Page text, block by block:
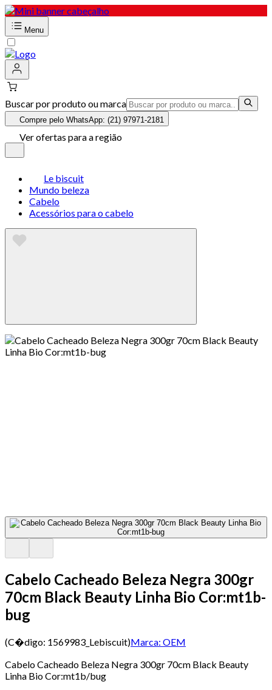
Menu
Buscar por produto ou marca
Compre pelo WhatsApp: (21) 97971-2181
Ver ofertas para a região
Le biscuit
Mundo beleza
Cabelo
Acessórios para o cabelo
Cabelo Cacheado Beleza Negra 300gr
70cm Black Beauty Linha Bio Cor:mt1b-
bug
(C�digo: 1569983_Lebiscuit)Marca: OEM
Cabelo Cacheado Beleza Negra 300gr 70cm Black Beauty
Linha Bio Cor:mt1b/bug